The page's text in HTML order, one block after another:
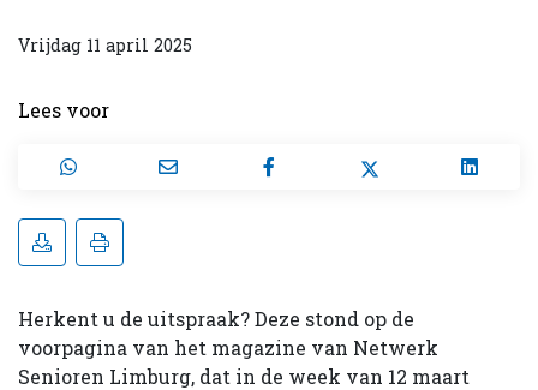
Vrijdag 11 april 2025
Lees voor
Herkent u de uitspraak? Deze stond op de
voorpagina van het magazine van Netwerk
Senioren Limburg, dat in de week van 12 maart